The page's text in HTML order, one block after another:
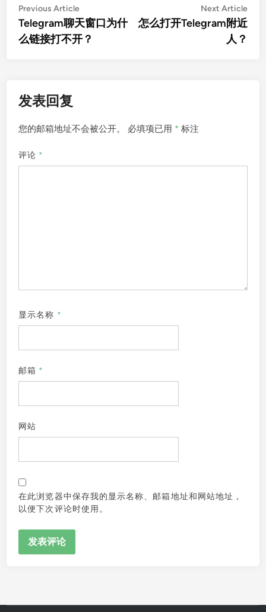
文
章
导
Previous ArticlePrevious
article:
Telegram聊天窗口为什
么链接打不开？
Next Article
怎么打开Telegram附近
人？
发表回复
您的邮箱地址不会被公开。 必填项已用 * 标注
评论 *
显示名称 *
邮箱 *
网站
在此浏览器中保存我的显示名称、邮箱地址和网站地址，
以便下次评论时使用。